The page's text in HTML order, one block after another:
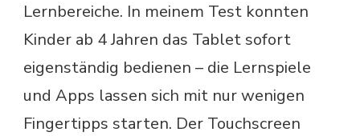
Lernbereiche. In meinem Test konnten
Kinder ab 4 Jahren das Tablet sofort
eigenständig bedienen – die Lernspiele
und Apps lassen sich mit nur wenigen
Fingertipps starten. Der Touchscreen